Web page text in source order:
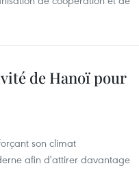
de Hanoï pour
son climat
afin d'attirer davantage